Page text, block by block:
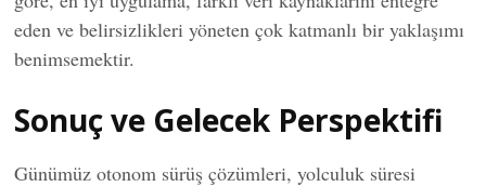
eden ve belirsizlikleri yöneten çok katmanlı bir yaklaşımı
benimsemektir.
Sonuç ve Gelecek Perspektifi
Günümüz otonom sürüş çözümleri, yolculuk süresi